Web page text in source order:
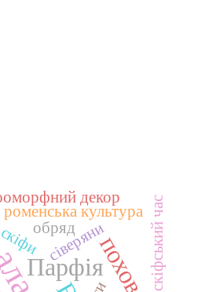
Парфія скіфський час
сіверяни
роменська культура
декор
скіфиобряд